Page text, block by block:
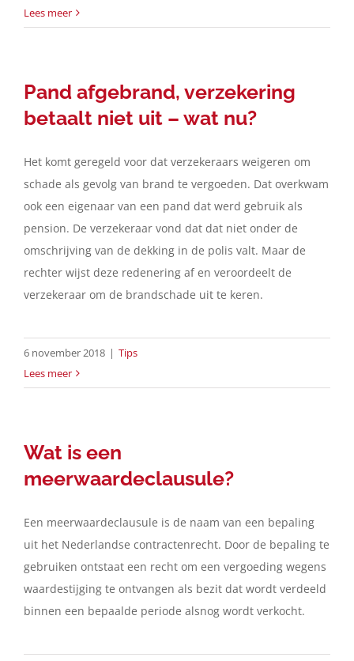
Lees meer
Pand afgebrand, verzekering
betaalt niet uit – wat nu?
Het komt geregeld voor dat verzekeraars weigeren om
schade als gevolg van brand te vergoeden. Dat overkwam
ook een eigenaar van een pand dat werd gebruik als
pension. De verzekeraar vond dat dat niet onder de
omschrijving van de dekking in de polis valt. Maar de
rechter wijst deze redenering af en veroordeelt de
verzekeraar om de brandschade uit te keren.
6 november 2018 | Tips
Lees meer
Wat is een
meerwaardeclausule?
Een meerwaardeclausule is de naam van een bepaling
uit het Nederlandse contractenrecht. Door de bepaling te
gebruiken ontstaat een recht om een vergoeding wegens
waardestijging te ontvangen als bezit dat wordt verdeeld
binnen een bepaalde periode alsnog wordt verkocht.